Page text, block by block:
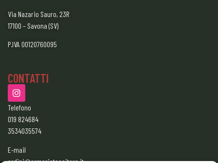
Via Nazario Sauro, 23R
17100 – Savona (SV)
P.IVA 00120760095
CONTATTI
Telefono
019 824684
3534035574
E-mail